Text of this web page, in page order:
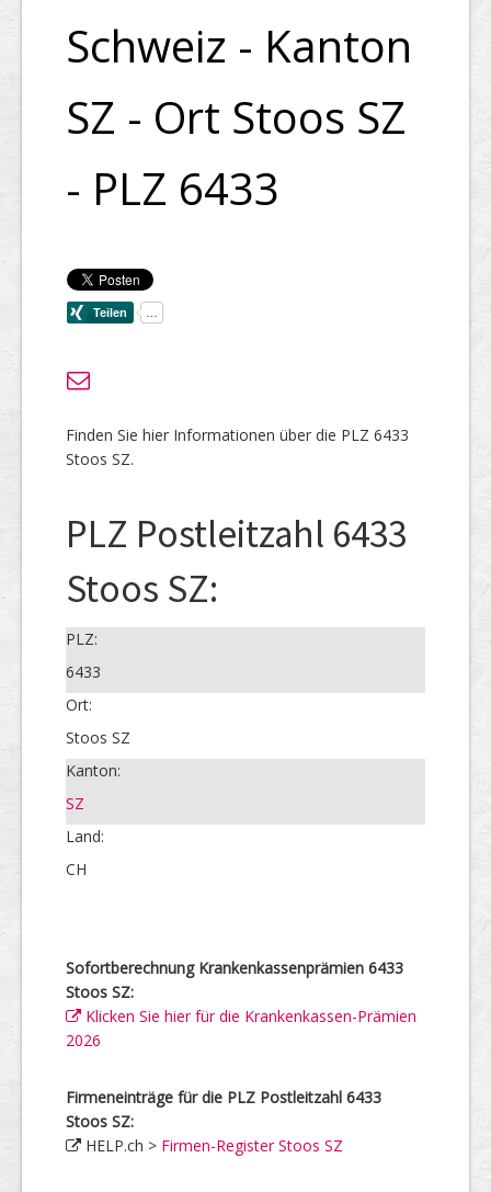
Schweiz - Kanton
SZ - Ort Stoos SZ
- PLZ 6433
Finden Sie hier Informationen über die PLZ 6433
Stoos SZ.
PLZ Postleitzahl 6433
Stoos SZ:
PLZ:
6433
Ort:
Stoos SZ
Kanton:
SZ
Land:
CH
Sofortberechnung Krankenkassenprämien 6433
Stoos SZ:
Klicken Sie hier für die Krankenkassen-Prämien
2026
Firmeneinträge für die PLZ Postleitzahl 6433
Stoos SZ:
HELP.ch > Firmen-Register Stoos SZ